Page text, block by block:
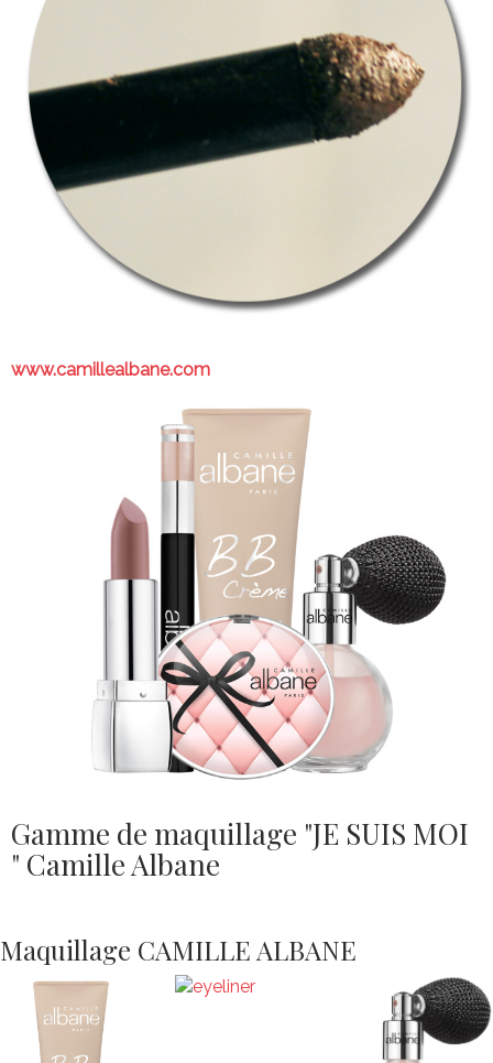
www.camillealbane.com
Gamme de maquillage "JE SUIS MOI
" Camille Albane
Maquillage CAMILLE ALBANE